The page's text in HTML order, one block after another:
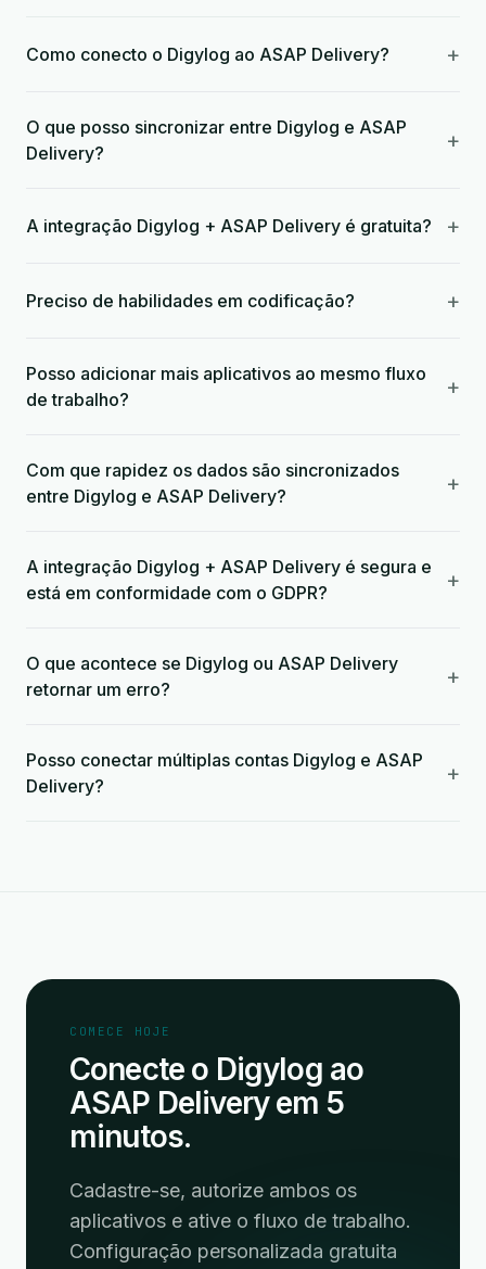
Como conecto o Digylog ao ASAP Delivery? +
O que posso sincronizar entre Digylog e ASAP
Delivery?
+
A integração Digylog + ASAP Delivery é gratuita? +
Preciso de habilidades em codificação? +
Posso adicionar mais aplicativos ao mesmo fluxo
de trabalho?
+
Com que rapidez os dados são sincronizados
entre Digylog e ASAP Delivery?
+
A integração Digylog + ASAP Delivery é segura e
está em conformidade com o GDPR?
+
O que acontece se Digylog ou ASAP Delivery
retornar um erro?
+
Posso conectar múltiplas contas Digylog e ASAP
Delivery?
+
COMECE HOJE
Conecte o Digylog ao
ASAP Delivery em 5
minutos.
Cadastre-se, autorize ambos os
aplicativos e ative o fluxo de trabalho.
Configuração personalizada gratuita